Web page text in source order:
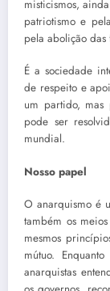
misticismos,
patriotismo e
pela abolição das
É a sociedade
de respeito e
um partido, mas
pode ser
mundial.
Nosso papel
O anarquismo é
também os
mesmos
mútuo.
anarquistas